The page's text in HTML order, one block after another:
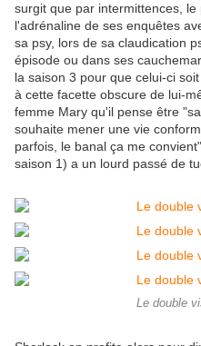
surgit que par intermittences,
l'adrénaline de ses enquêtes
sa psy, lors de sa claudication
épisode ou dans ses
la saison 3 pour que celui-ci
à cette facette obscure de lui-
femme Mary qu'il pense être
souhaite mener une vie
parfois, le banal ça me
saison 1) a un lourd passé de
Le double